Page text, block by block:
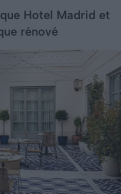
Hotel Madrid et
rénové